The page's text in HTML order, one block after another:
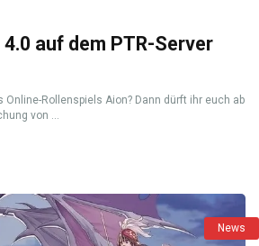
auf dem PTR-Server
Online-Rollenspiels Aion? Dann dürft ihr euch ab
von ...
News